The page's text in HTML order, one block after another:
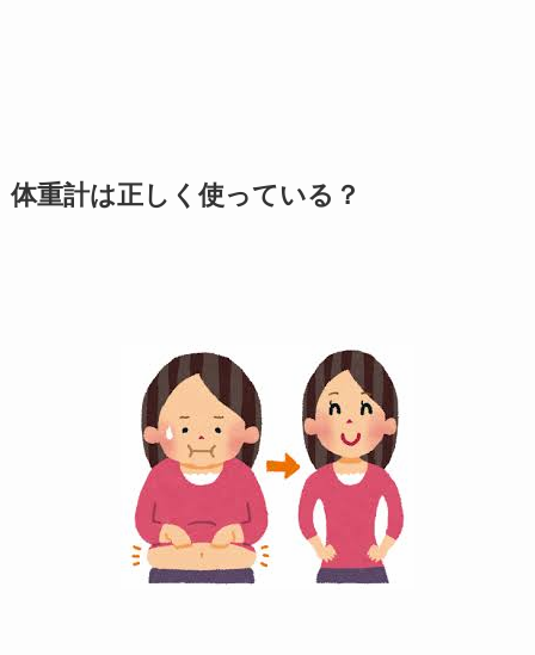
体重計は正しく使っている？